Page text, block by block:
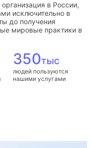
в России,
исключительно в
до получения
мировые практики в
350тыс
людей пользуются
нашими услугами